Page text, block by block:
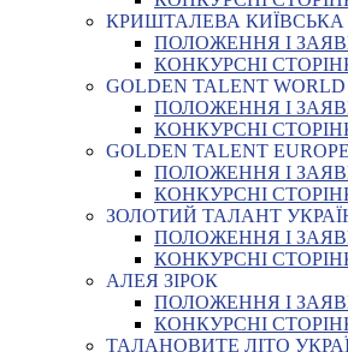
КРИШТАЛЕВА
ПОЛОЖЕННЯ І
КОНКУРСНІ
GOLDEN TALENT WORLD
ПОЛОЖЕННЯ І
КОНКУРСНІ
GOLDEN TALENT EUROPE
ПОЛОЖЕННЯ І
КОНКУРСНІ
ЗОЛОТИЙ ТАЛАНТ
ПОЛОЖЕННЯ І
КОНКУРСНІ
АЛЕЯ ЗІРОК
ПОЛОЖЕННЯ І
КОНКУРСНІ
ТАЛАНОВИТЕ ЛІТО